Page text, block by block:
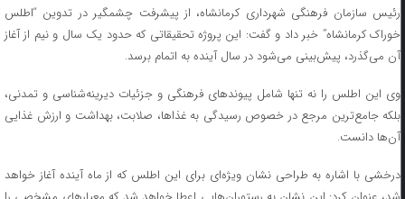
رئیس سازمان فرهنگی شهرداری کرمانشاه، از پیشرفت چشمگیر در تدوین “اطلس
خوراک کرمانشاه” خبر داد و گفت: این پروژه تحقیقاتی که حدود یک سال و نیم از آغاز
آن می‌گذرد، پیش‌بینی می‌شود در سال آینده به اتمام برسد.
وی این اطلس را نه تنها شامل پیوندهای فرهنگی و جزئیات دیرینه‌شناسی و تمدنی،
بلکه جامع‌ترین مرجع در خصوص رسیدگی به غذاها، صلابت، بهداشت و ارزش غذایی
آن‌ها دانست.
درخشی با اشاره به طراحی نشان ویژه‌ای برای این اطلس که از ماه آینده آغاز خواهد